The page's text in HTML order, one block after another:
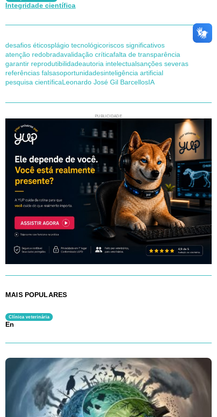
Integridade científica
desafios éticosplágio tecnológicoriscos significativos
atenção redobradavalidação críticafalta de transparência
garantir reprodutibilidadeautoria intelectualsanções severas
referências falsasoportunidadesinteligência artificial
pesquisa científicaLeonardo José Gil Barcellos IA
PUBLICIDADE
MAIS POPULARES
Clínica veterinária
En